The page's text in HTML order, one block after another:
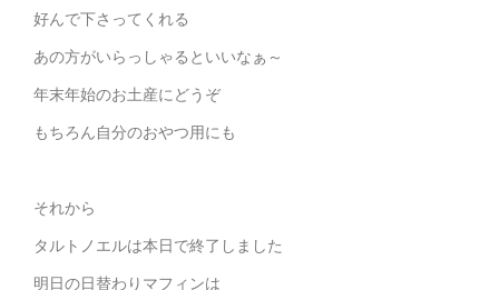
好んで下さってくれる
あの方がいらっしゃるといいなぁ～
年末年始のお土産にどうぞ
もちろん自分のおやつ用にも
それから
タルトノエルは本日で終了しました
明日の日替わりマフィンは